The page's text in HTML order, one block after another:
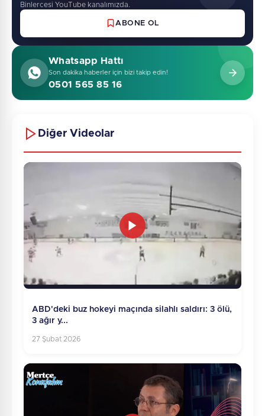
Binlercesi YouTube kanalımızda.
ABONE OL
Whatsapp Hattı
Son dakika haberler için bizi takip edin!
0501 565 85 16
Diğer Videolar
ABD'deki buz hokeyi maçında silahlı saldırı: 3 ölü,
3 ağır y...
27 Şubat 2026